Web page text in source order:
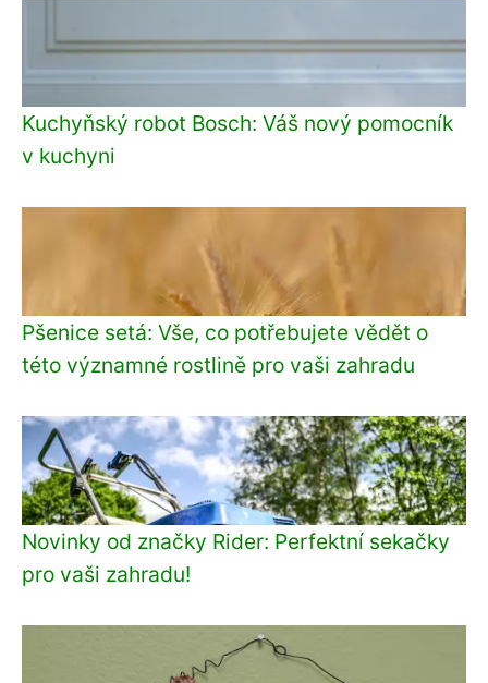
Kuchyňský robot Bosch: Váš nový pomocník
v kuchyni
Pšenice setá: Vše, co potřebujete vědět o
této významné rostlině pro vaši zahradu
Novinky od značky Rider: Perfektní sekačky
pro vaši zahradu!